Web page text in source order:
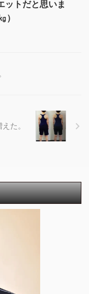
ットだと思いま
）
た。